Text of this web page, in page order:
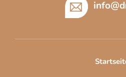
info@